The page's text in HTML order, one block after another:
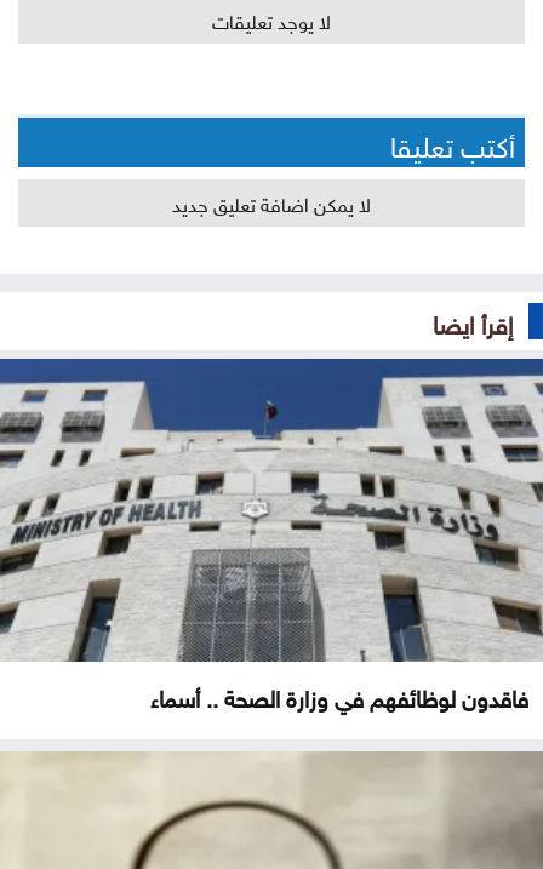
لا يوجد تعليقات
أكتب تعليقا
لا يمكن اضافة تعليق جديد
إقرأ ايضا
فاقدون لوظائفهم في وزارة الصحة .. أسماء